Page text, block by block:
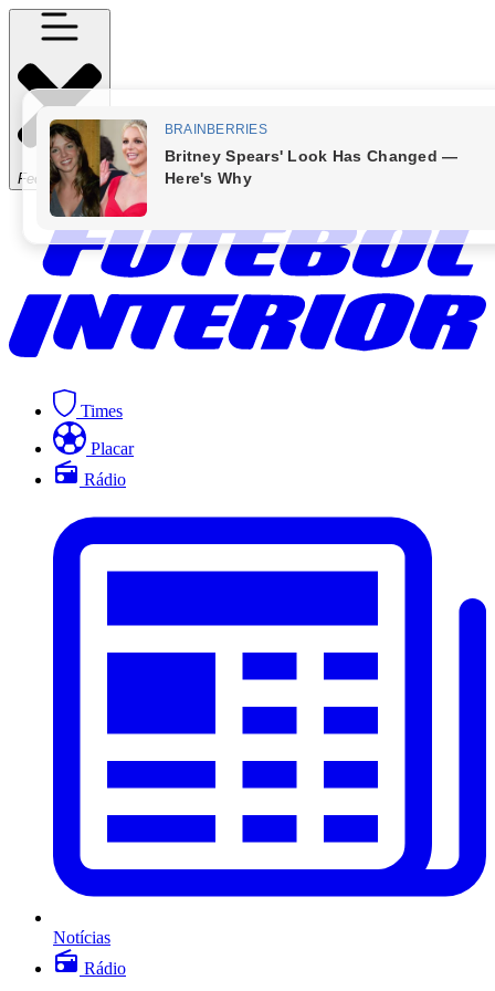
Fechar Menu
Times
Placar
Rádio
Notícias
Rádio